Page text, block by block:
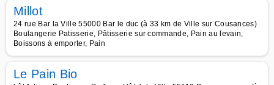
Millot
24 rue Bar la Ville 55000 Bar le duc (à 33 km de Ville sur Cousances)
Boulangerie Patisserie, Pâtisserie sur commande, Pain au levain,
Boissons à emporter, Pain
Le Pain Bio